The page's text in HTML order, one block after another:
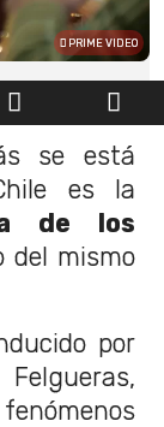
PRIME VIDEO
se está
es la
de los
del mismo
por